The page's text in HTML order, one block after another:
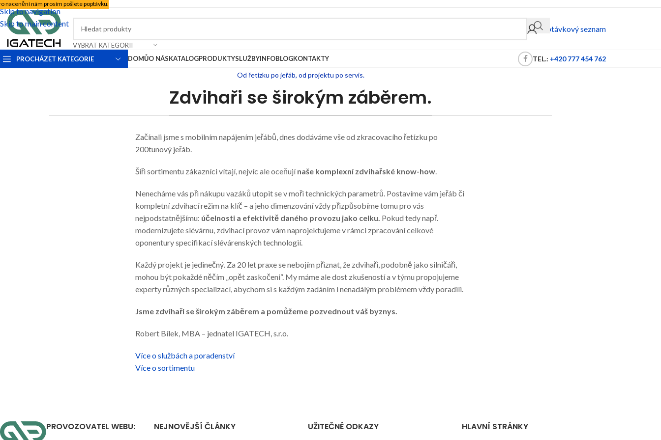
Skip to navigation
Skip to main content
nacenění nám prosím pošlete poptávku.
VYBRAT KATEGORII
Poptávkový seznam
PROCHÁZET KATEGORIE DOMŮO NÁSKATALOGPRODUKTYSLUŽBYINFOBLOGKONTAKTY TEL.: +420 777 454 762
Od řetízku po jeřáb, od projektu po servis.
Zdvihaři se širokým záběrem.
Začínali jsme s mobilním napájením jeřábů, dnes dodáváme vše od zkracovacího řetízku po
200tunový jeřáb.
Šíři sortimentu zákazníci vítají, nejvíc ale oceňujínaše komplexní zdvihařské know-how.
Nenecháme vás při nákupu vazáků utopit se v moři technických parametrů. Postavíme vám jeřáb či
kompletní zdvihací režim na klíč – a jeho dimenzování vždy přizpůsobíme tomu pro vás
nejpodstatnějšímu: účelnosti a efektivitě daného provozu jako celku. Pokud tedy např.
modernizujete slévárnu, zdvihací provoz vám naprojektujeme v rámci zpracování celkové
oponentury specifikací slévárenských technologií.
Každý projekt je jedinečný. Za 20 let praxe se nebojím přiznat, že zdvihaři, podobně jako silničáři,
mohou být pokaždé něčím „opět zaskočeni“. My máme ale dost zkušeností a v týmu propojujeme
experty různých specializací, abychom si s každým zadáním i nenadálým problémem vždy poradili.
Jsme zdvihaři se širokým záběrem a pomůžeme pozvednout váš byznys.
Robert Bílek, MBA – jednatel IGATECH, s.r.o.
Více o službách a poradenství
Více o sortimentu
PROVOZOVATEL WEBU: NEJNOVĚJŠÍ ČLÁNKY UŽITEČNÉ ODKAZY HLAVNÍ STRÁNKY